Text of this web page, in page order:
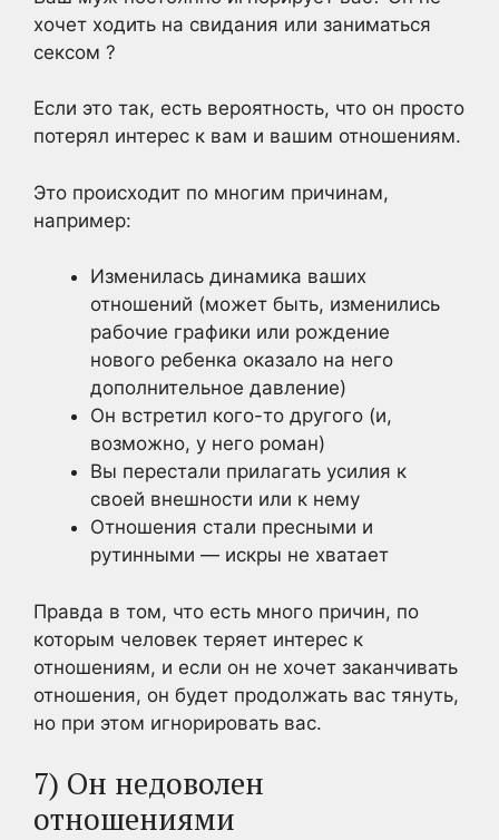
хочет ходить на свидания или заниматься
сексом ?
Если это так, есть вероятность, что он просто
потерял интерес к вам и вашим отношениям.
Это происходит по многим причинам,
например:
Изменилась динамика ваших
отношений (может быть, изменились
рабочие графики или рождение
нового ребенка оказало на него
дополнительное давление)
Он встретил кого-то другого (и,
возможно, у него роман)
Вы перестали прилагать усилия к
своей внешности или к нему
Отношения стали пресными и
рутинными — искры не хватает
Правда в том, что есть много причин, по
которым человек теряет интерес к
отношениям, и если он не хочет заканчивать
отношения, он будет продолжать вас тянуть,
но при этом игнорировать вас.
7) Он недоволен
отношениями